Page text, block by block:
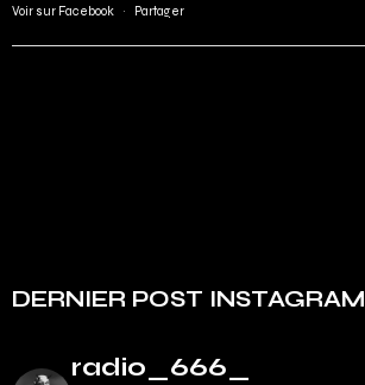
Voir sur Facebook · Partager
DERNIER POST INSTAGRAM
radio_666_